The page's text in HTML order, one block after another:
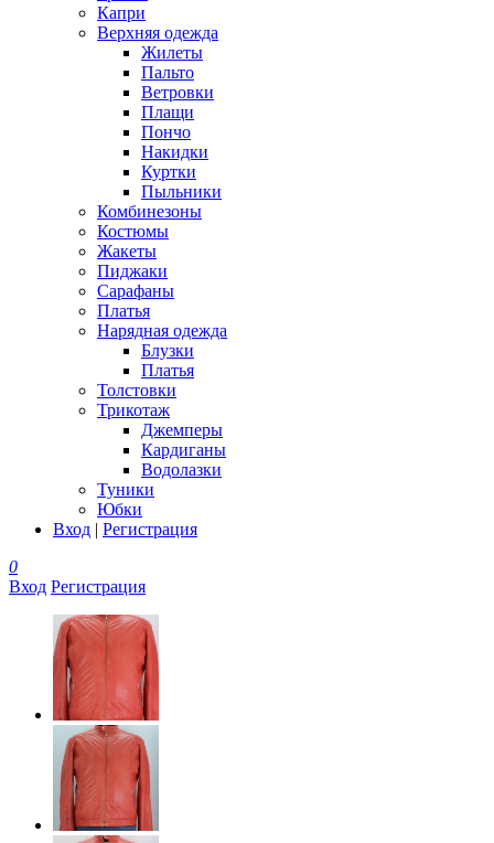
Капри
Верхняя одежда
Жилеты
Пальто
Ветровки
Плащи
Пончо
Накидки
Куртки
Пыльники
Комбинезоны
Костюмы
Жакеты
Пиджаки
Сарафаны
Платья
Нарядная одежда
Блузки
Платья
Толстовки
Трикотаж
Джемперы
Кардиганы
Водолазки
Туники
Юбки
Вход | Регистрация
0
Вход Регистрация